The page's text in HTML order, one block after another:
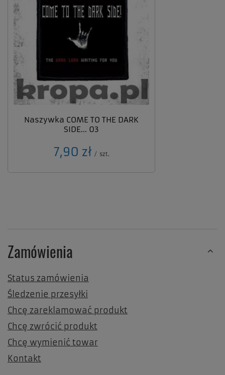
Naszywka COME TO THE DARK
SIDE... 03
7,90 zł / szt.
Zamówienia
Status zamówienia
Śledzenie przesyłki
Chcę zareklamować produkt
Chcę zwrócić produkt
Chcę wymienić towar
Kontakt